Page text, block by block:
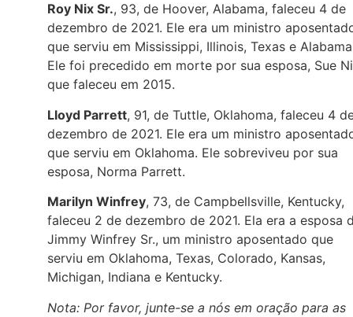
Roy Nix Sr., 93, de Hoover, Alabama, faleceu 4 de
dezembro de 2021. Ele era um ministro
que serviu em Mississippi, Illinois, Texas e
Ele foi precedido em morte por sua esposa, Sue
que faleceu em 2015.
Lloyd Parrett, 91, de Tuttle, Oklahoma, faleceu 4
dezembro de 2021. Ele era um ministro
que serviu em Oklahoma. Ele sobreviveu por sua
esposa, Norma Parrett.
Marilyn Winfrey, 73, de Campbellsville, Kentucky,
faleceu 2 de dezembro de 2021. Ela era a esposa
Jimmy Winfrey Sr., um ministro aposentado que
serviu em Oklahoma, Texas, Colorado, Kansas,
Michigan, Indiana e Kentucky.
Nota: Por favor, junte-se a nós em oração para as